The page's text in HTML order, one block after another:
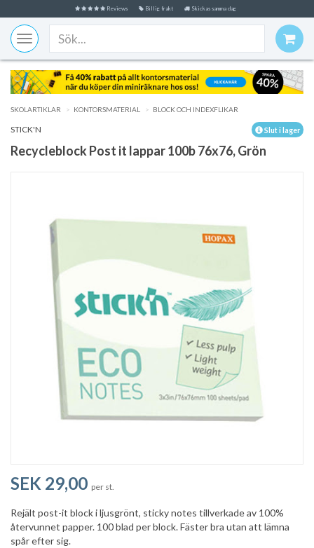
Reviews Billig frakt Skickas samma dag
Toggle
navigation
SKOLARTIKLAR KONTORSMATERIAL BLOCK OCH INDEXFLIKAR
Slut i lager
STICK'N
Recycleblock Post it lappar 100b 76x76, Grön
SEK 29,00 per st.
Rejält post-it block i ljusgrönt, sticky notes tillverkade av 100%
återvunnet papper. 100 blad per block. Fäster bra utan att lämna
spår efter sig.